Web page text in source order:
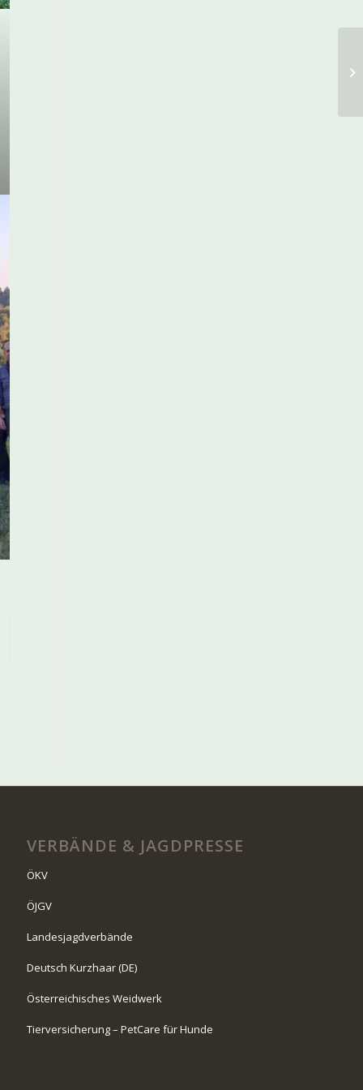
VERBÄNDE & JAGDPRESSE
ÖKV
ÖJGV
Landesjagdverbände
Deutsch Kurzhaar (DE)
Österreichisches Weidwerk
Tierversicherung – PetCare für Hunde